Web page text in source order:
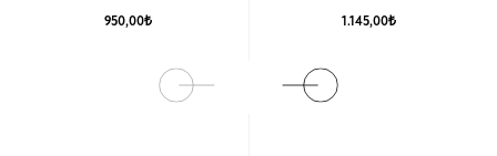
950,00₺
1.145,00₺